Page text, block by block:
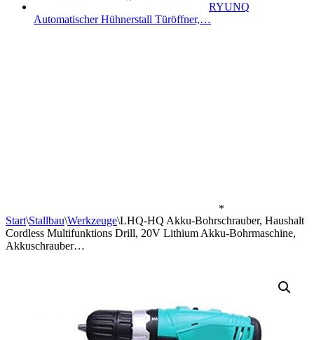
RYUNQ
Automatischer Hühnerstall Türöffner,…
*
Start\Stallbau\Werkzeuge\LHQ-HQ Akku-Bohrschrauber, Haushalt
Cordless Multifunktions Drill, 20V Lithium Akku-Bohrmaschine,
Akkuschrauber…